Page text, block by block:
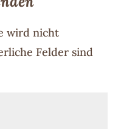
wird nicht
Felder sind